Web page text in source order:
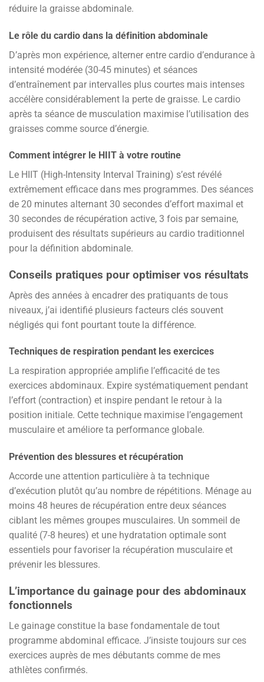
réduire la graisse abdominale.
Le rôle du cardio dans la définition abdominale
D’après mon expérience, alterner entre cardio d’endurance à
intensité modérée (30-45 minutes) et séances
d’entraînement par intervalles plus courtes mais intenses
accélère considérablement la perte de graisse. Le cardio
après ta séance de musculation maximise l’utilisation des
graisses comme source d’énergie.
Comment intégrer le HIIT à votre routine
Le HIIT (High-Intensity Interval Training) s’est révélé
extrêmement efficace dans mes programmes. Des séances
de 20 minutes alternant 30 secondes d’effort maximal et
30 secondes de récupération active, 3 fois par semaine,
produisent des résultats supérieurs au cardio traditionnel
pour la définition abdominale.
Conseils pratiques pour optimiser vos résultats
Après des années à encadrer des pratiquants de tous
niveaux, j’ai identifié plusieurs facteurs clés souvent
négligés qui font pourtant toute la différence.
Techniques de respiration pendant les exercices
La respiration appropriée amplifie l’efficacité de tes
exercices abdominaux. Expire systématiquement pendant
l’effort (contraction) et inspire pendant le retour à la
position initiale. Cette technique maximise l’engagement
musculaire et améliore ta performance globale.
Prévention des blessures et récupération
Accorde une attention particulière à ta technique
d’exécution plutôt qu’au nombre de répétitions. Ménage au
moins 48 heures de récupération entre deux séances
ciblant les mêmes groupes musculaires. Un sommeil de
qualité (7-8 heures) et une hydratation optimale sont
essentiels pour favoriser la récupération musculaire et
prévenir les blessures.
L’importance du gainage pour des abdominaux
fonctionnels
Le gainage constitue la base fondamentale de tout
programme abdominal efficace. J’insiste toujours sur ces
exercices auprès de mes débutants comme de mes
athlètes confirmés.